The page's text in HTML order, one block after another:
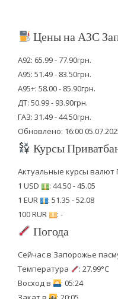
Цены на АЗС
А92: 65.99 - 77.90грн.
А95: 51.49 - 83.50грн.
А95+: 58.00 - 85.90грн.
ДТ: 50.99 - 93.90грн.
ГАЗ: 31.49 - 44.50грн.
Обновлено: 16:00
Курсы
Актуальные курсы валют
1 USD
: 44.50 - 45.05
1 EUR
: 51.35 - 52.08
100 RUR
: -
Погода
Сейчас в Запорожье
Температура
: 27.99°C
Восход в
: 05:24